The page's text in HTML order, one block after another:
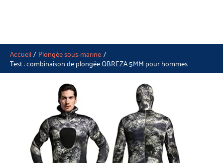
Accueil Plongée sous-marine
Test : combinaison de plongée QBREZA 5MM pour hommes